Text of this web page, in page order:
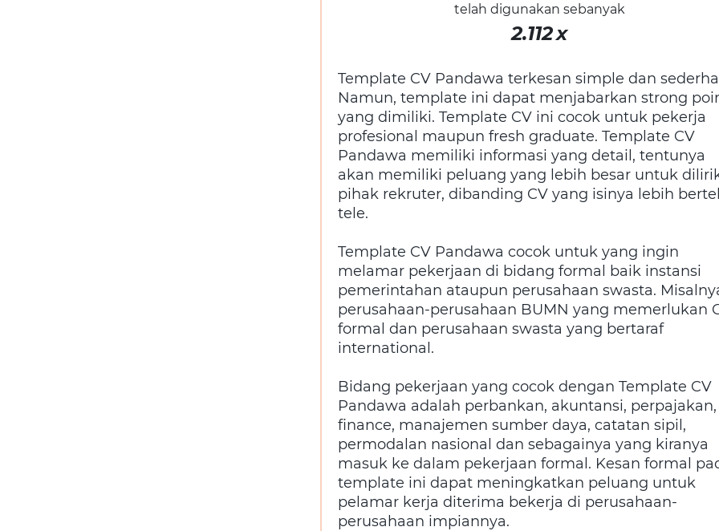
telah digunakan sebanyak
2.112x
Template CV Pandawa terkesan simple dan
Namun, template ini dapat menjabarkan strong
yang dimiliki. Template CV ini cocok untuk pekerja
profesional maupun fresh graduate. Template CV
Pandawa memiliki informasi yang detail, tentunya
akan memiliki peluang yang lebih besar untuk
pihak rekruter, dibanding CV yang isinya lebih
tele.
Template CV Pandawa cocok untuk yang ingin
melamar pekerjaan di bidang formal baik instansi
pemerintahan ataupun perusahaan swasta.
perusahaan-perusahaan BUMN yang memerlukan
formal dan perusahaan swasta yang bertaraf
international.
Bidang pekerjaan yang cocok dengan Template CV
Pandawa adalah perbankan, akuntansi, perpajakan,
finance, manajemen sumber daya, catatan sipil,
permodalan nasional dan sebagainya yang kiranya
masuk ke dalam pekerjaan formal. Kesan formal
template ini dapat meningkatkan peluang untuk
pelamar kerja diterima bekerja di perusahaan-
perusahaan impiannya.